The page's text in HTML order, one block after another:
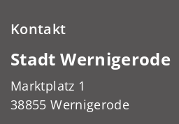
Kontakt
Stadt Wernigerode
Marktplatz 1
38855 Wernigerode